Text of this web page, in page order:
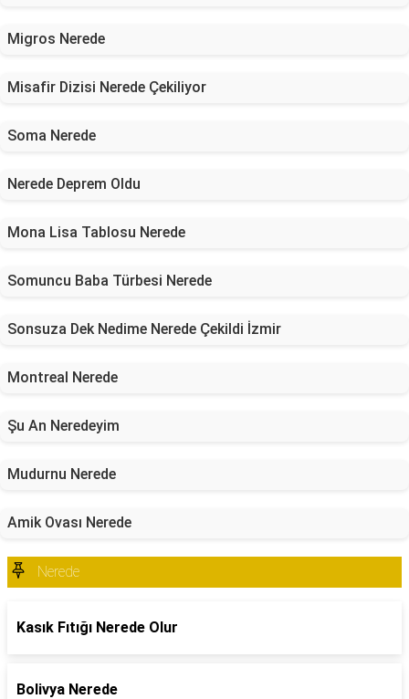
Migros Nerede
Misafir Dizisi Nerede Çekiliyor
Soma Nerede
Nerede Deprem Oldu
Mona Lisa Tablosu Nerede
Somuncu Baba Türbesi Nerede
Sonsuza Dek Nedime Nerede Çekildi İzmir
Montreal Nerede
Şu An Neredeyim
Mudurnu Nerede
Amik Ovası Nerede
Nerede
Kasık Fıtığı Nerede Olur
Bolivya Nerede